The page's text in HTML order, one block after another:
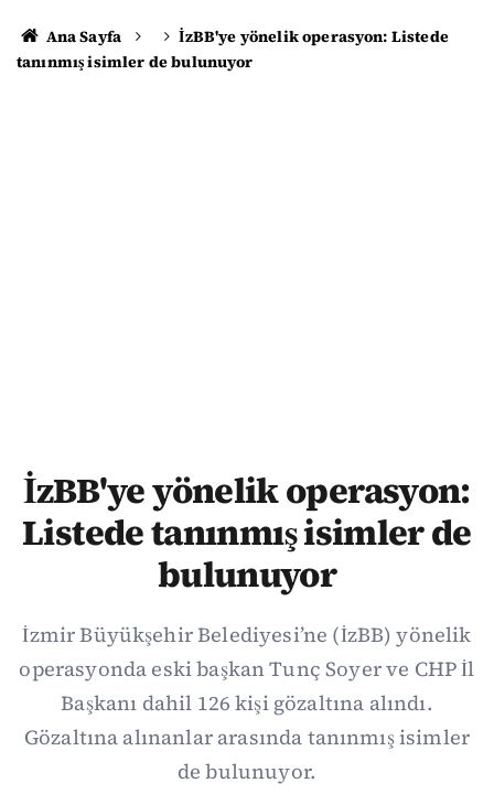
Ana Sayfa
İzBB'ye yönelik operasyon: Listede
tanınmış isimler de bulunuyor
İzBB'ye yönelik operasyon:
Listede tanınmış isimler de
bulunuyor
İzmir Büyükşehir Belediyesi’ne (İzBB) yönelik
operasyonda eski başkan Tunç Soyer ve CHP İl
Başkanı dahil 126 kişi gözaltına alındı.
Gözaltına alınanlar arasında tanınmış isimler
de bulunuyor.